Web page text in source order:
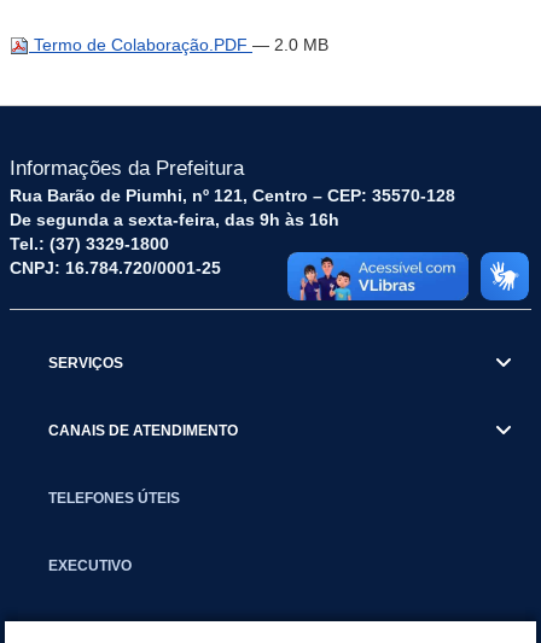
Termo de Colaboração.PDF — 2.0 MB
Informações da Prefeitura
Rua Barão de Piumhi, nº 121, Centro – CEP: 35570-128
De segunda a sexta-feira, das 9h às 16h
Tel.: (37) 3329-1800
CNPJ: 16.784.720/0001-25
SERVIÇOS
CANAIS DE ATENDIMENTO
TELEFONES ÚTEIS
EXECUTIVO